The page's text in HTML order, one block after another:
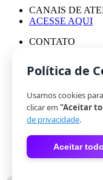
CANAIS DE
ACESSE AQUI
CONTATO
© HINODE
|
CÓDIGO DE
|
POLÍTICA DE
|
Política de
Usamos cookies
clicar em "Aceitar
de privacidade.
Aceitar